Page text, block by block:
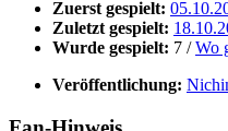
Zuerst gespielt:
Zuletzt gespielt:
Wurde gespielt: 7 /Wo
Veröffentlichung: